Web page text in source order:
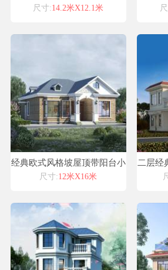
房设计图纸喜天下建筑设计
尺寸:14.2米X12.1米
建房
经典欧式风格坡屋顶带阳台小
别墅自建房设计喜天下建筑设
尺寸:12米X16米
二层经
计图